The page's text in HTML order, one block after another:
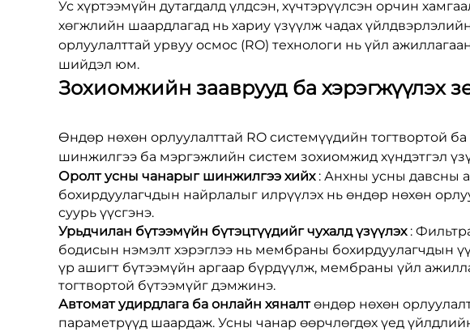
Ус хүртээмүйн дутагдалд үлдсэн, хүчтэрүүлсэн орчин
хөгжлийн шаардлагад нь хариу үзүүлж чадах
орлуулалттай урвуу осмос (RO) технологи нь үйл
шийдэл юм.
Зохиомжийн зааврууд ба хэрэгжүүлэх
Өндөр нөхөн орлуулалттай RO системүүдийн тогтвортой
шинжилгээ ба мэргэжлийн систем зохиомжид хүндэтгэл
Оролт усны чанарыг шинжилгээ хийх : Анхны усны давсны
бохирдуулагчдын найрлалыг илрүүлэх нь өндөр нөхөн
суурь үүсгэнэ.
Урьдчилан бүтээмүйн бүтэцтүүдийг чухалд үзүүлэх :
бодисын нэмэлт хэрэглээ нь мембраны бохирдуулагчдын
үр ашигт бүтээмүйн аргаар бүрдүүлж, мембраны үйл
тогтвортой бүтээмүйг дэмжинэ.
Автомат удирдлага ба онлайн хяналтөндөр нөхөн
параметрүүд шаардаж. Усны чанар өөрчлөгдөх үед